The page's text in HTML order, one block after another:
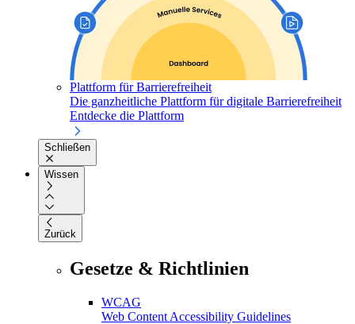
Plattform für Barrierefreiheit
Die ganzheitliche Plattform für digitale Barrierefreiheit
Entdecke die Plattform
Schließen
Wissen
Zurück
Gesetze & Richtlinien
WCAG
Web Content Accessibility Guidelines